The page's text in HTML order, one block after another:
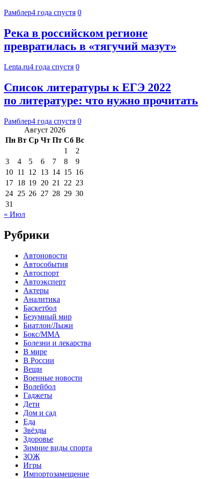
Рамблер4 года спустя 0
Река в российском регионе
превратилась в «тягучий мазут»
Lenta.ru4 года спустя 0
Список литературы к ЕГЭ 2022
по литературе: что нужно прочитать
Рамблер4 года спустя 0
Август 2026
Пн Вт Ср Чт Пт Сб Вс
1
2
3
4 5 6 7 8
9
10 11 12 13 14 15 16
17 18 19 20 21 22 23
24 25 26 27 28 29 30
31
« Июл
Рубрики
Автоновости
Автособытия
Автоспорт
Автоэксперт
Актеры
Аналитика
Баскетбол
Безумный мир
Биатлон/Лыжи
Бокс/MMA
Болезни и лекарства
В мире
В России
Вещи
Военные новости
Волейбол
Гаджеты
Дети
Дом и сад
Еда
Звёзды
Здоровье
Зимние виды спорта
ЗОЖ
Игры
Импортозамещение